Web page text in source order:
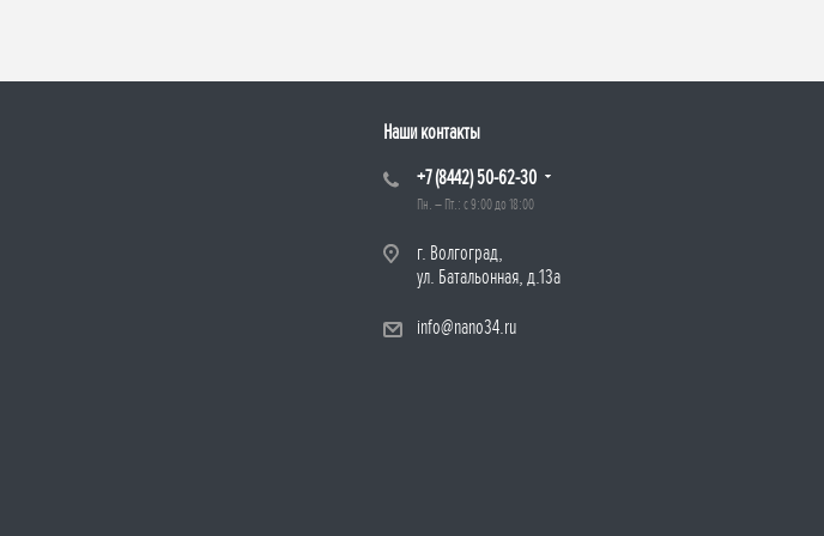
Наши контакты
+7 (8442) 50-62-30
Пн. – Пт.: с 9:00 до 18:00
г. Волгоград,
ул. Батальонная, д.13а
info@nano34.ru